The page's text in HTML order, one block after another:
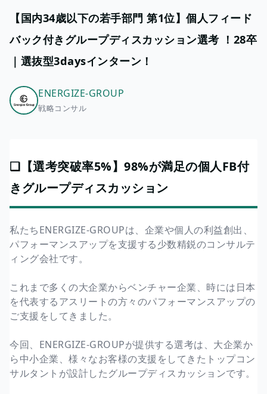
【国内34歳以下の若手部門 第1位】個人フィード
バック付きグループディスカッション選考 ！28卒
｜選抜型3daysインターン！
ENERGIZE-GROUP
戦略コンサル
❏【選考突破率5%】98%が満足の個人FB付
きグループディスカッション
私たちENERGIZE-GROUPは、企業や個人の利益創出、
パフォーマンスアップを支援する少数精鋭のコンサルテ
ィング会社です。
これまで多くの大企業からベンチャー企業、時には日本
を代表するアスリートの方々のパフォーマンスアップの
ご支援をしてきました。
今回、ENERGIZE-GROUPが提供する選考は、大企業か
ら中小企業、様々なお客様の支援をしてきたトップコン
サルタントが設計したグループディスカッションです。